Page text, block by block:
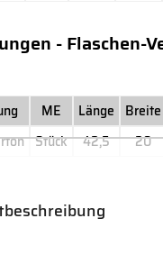
- Flaschen-
ME Länge Breite
Stück 42,5 20